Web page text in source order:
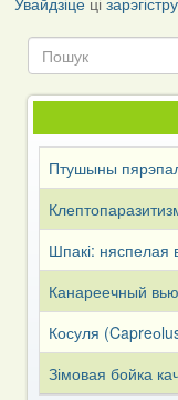
Птушыны
Шпакі: няспелая
Канареечный
Косуля
Зімовая бойка